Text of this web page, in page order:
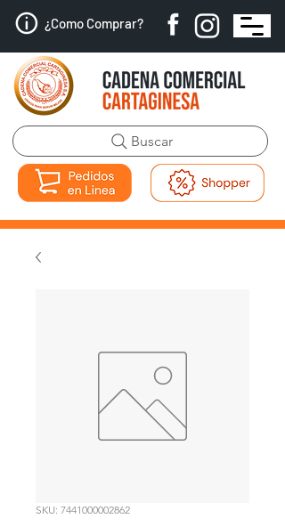
¿Como Comprar?
Buscar
SKU: 7441000002862